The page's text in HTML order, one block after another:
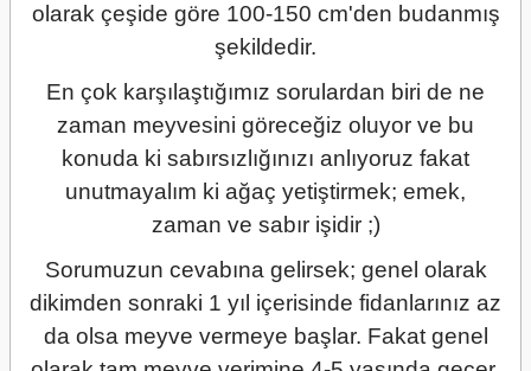
olarak çeşide göre 100-150 cm'den budanmış
şekildedir.
En çok karşılaştığımız sorulardan biri de ne
zaman meyvesini göreceğiz oluyor ve bu
konuda ki sabırsızlığınızı anlıyoruz fakat
unutmayalım ki ağaç yetiştirmek; emek,
zaman ve sabır işidir ;)
Sorumuzun cevabına gelirsek; genel olarak
dikimden sonraki 1 yıl içerisinde fidanlarınız az
da olsa meyve vermeye başlar. Fakat genel